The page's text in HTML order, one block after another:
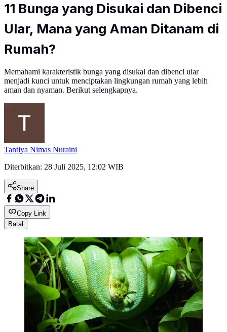
11 Bunga yang Disukai dan Dibenci
Ular, Mana yang Aman Ditanam di
Rumah?
Memahami karakteristik bunga yang disukai dan dibenci ular
menjadi kunci untuk menciptakan lingkungan rumah yang lebih
aman dan nyaman. Berikut selengkapnya.
Tantiya Nimas Nuraini
Diterbitkan: 28 Juli 2025, 12:02 WIB
Share
Copy Link
Batal